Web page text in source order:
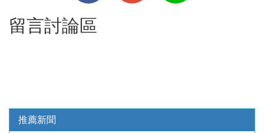
留言討論區
推薦新聞